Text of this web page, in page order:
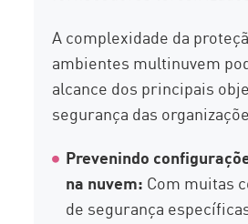
A complexidade da
ambientes multinuvem
alcance dos principais
segurança das
Prevenindo
na nuvem: Com muitas
de segurança